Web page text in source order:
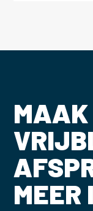
MAAK
MEER